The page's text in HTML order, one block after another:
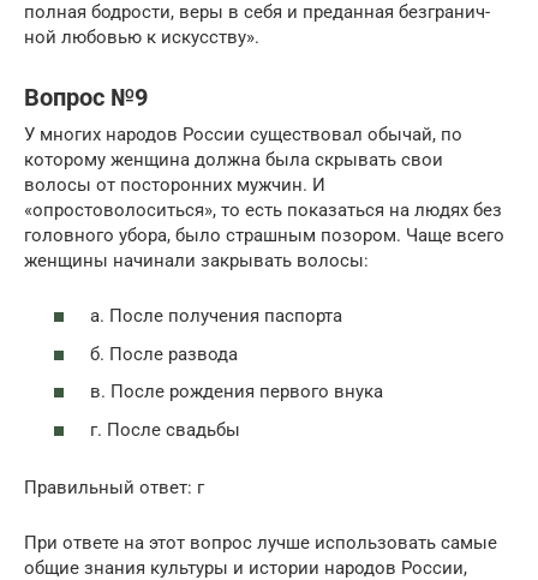
полная бодрости, веры в себя и преданная безгра­нич­
ной любовью к искусству».
Вопрос №9
У многих народов России существовал обычай, по
которому женщина должна была скрывать свои
волосы от посторонних мужчин. И
«опростоволоситься», то есть показаться на людях без
головного убора, было страшным позором. Чаще всего
женщины начинали закрывать волосы:
а. После получения паспорта
б. После развода
в. После рождения первого внука
г. После свадьбы
Правильный ответ: г
При ответе на этот вопрос лучше использовать самые
общие знания культуры и истории народов России,